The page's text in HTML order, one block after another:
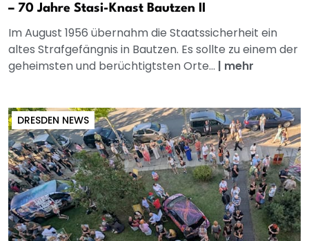
– 70 Jahre Stasi-Knast Bautzen II
Im August 1956 übernahm die Staatssicherheit ein
altes Strafgefängnis in Bautzen. Es sollte zu einem der
geheimsten und berüchtigtsten Orte... | mehr
DRESDEN NEWS